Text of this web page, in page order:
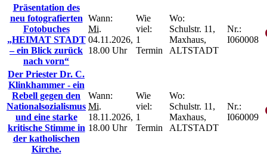
Präsentation des
neu fotografierten
Fotobuches
„HEIMAT STADT
– ein Blick zurück
nach vorn“
Wann:
Mi.
04.11.2026,
18.00 Uhr
Wie
viel:
1
Termin
Wo:
Schulstr. 11,
Maxhaus,
ALTSTADT
Nr.:
I060008
Der Priester Dr. C.
Klinkhammer - ein
Rebell gegen den
Nationalsozialismus
und eine starke
kritische Stimme in
der katholischen
Kirche.
Wann:
Mi.
18.11.2026,
18.00 Uhr
Wie
viel:
1
Termin
Wo:
Schulstr. 11,
Maxhaus,
ALTSTADT
Nr.:
I060009